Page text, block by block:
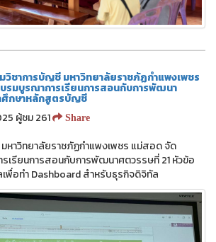
วิชาการบัญชี มหาวิทยาลัยราชภัฏกำแพงเพชร
รมบูรณาการเรียนการสอนกับการพัฒนา
ศึกษาหลักสูตรบัญชี
ผู้ชม 261
Share
หาวิทยาลัยราชภัฏกำแพงเพชร แม่สอด จัด
เรียนการสอนกับการพัฒนาศตวรรษที่ 21 หัวข้อ
เพื่อทำ Dashboard สำหรับธุรกิจดิจิทัล